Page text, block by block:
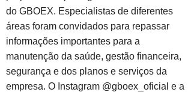
do GBOEX. Especialistas de diferentes
áreas foram convidados para repassar
informações importantes para a
manutenção da saúde, gestão financeira,
segurança e dos planos e serviços da
empresa. O Instagram @gboex_oficial e a